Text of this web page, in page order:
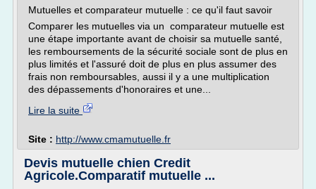
Mutuelles et comparateur mutuelle : ce qu'il faut savoir
Comparer les mutuelles via un comparateur mutuelle est
une étape importante avant de choisir sa mutuelle santé,
les remboursements de la sécurité sociale sont de plus en
plus limités et l'assuré doit de plus en plus assumer des
frais non remboursables, aussi il y a une multiplication
des dépassements d'honoraires et une...
Lire la suite
Site : http://www.cmamutuelle.fr
Devis mutuelle chien Credit
Agricole.Comparatif mutuelle ...